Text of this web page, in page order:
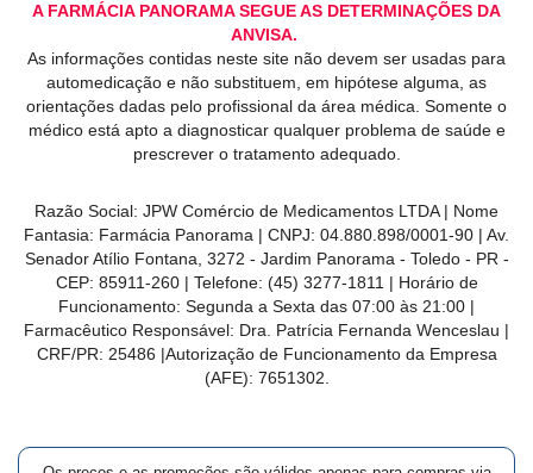
A FARMÁCIA PANORAMA SEGUE AS DETERMINAÇÕES DA
ANVISA.
As informações contidas neste site não devem ser usadas para
automedicação e não substituem, em hipótese alguma, as
orientações dadas pelo profissional da área médica. Somente o
médico está apto a diagnosticar qualquer problema de saúde e
prescrever o tratamento adequado.
Razão Social: JPW Comércio de Medicamentos LTDA | Nome
Fantasia: Farmácia Panorama | CNPJ: 04.880.898/0001-90 | Av.
Senador Atílio Fontana, 3272 - Jardim Panorama - Toledo - PR -
CEP: 85911-260 | Telefone: (45) 3277-1811 | Horário de
Funcionamento: Segunda a Sexta das 07:00 às 21:00 |
Farmacêutico Responsável: Dra. Patrícia Fernanda Wenceslau |
CRF/PR: 25486 |Autorização de Funcionamento da Empresa
(AFE): 7651302.